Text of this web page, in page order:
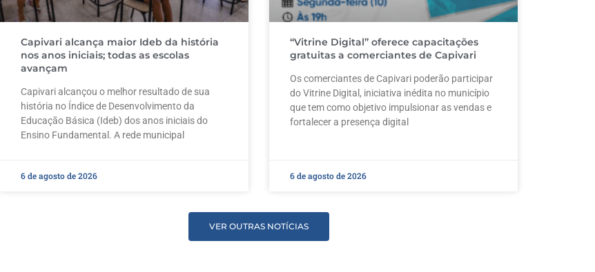
Capivari alcança maior Ideb da história
nos anos iniciais; todas as escolas
avançam
Capivari alcançou o melhor resultado de sua
história no Índice de Desenvolvimento da
Educação Básica (Ideb) dos anos iniciais do
Ensino Fundamental. A rede municipal
6 de agosto de 2026
“Vitrine Digital” oferece capacitações
gratuitas a comerciantes de Capivari
Os comerciantes de Capivari poderão participar
do Vitrine Digital, iniciativa inédita no município
que tem como objetivo impulsionar as vendas e
fortalecer a presença digital
6 de agosto de 2026
VER OUTRAS NOTÍCIAS